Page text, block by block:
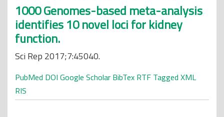
1000 Genomes-based meta-analysis
identifies 10 novel loci for kidney
function.
Sci Rep 2017;7:45040.
PubMed DOI Google Scholar BibTex RTF Tagged XML
RIS